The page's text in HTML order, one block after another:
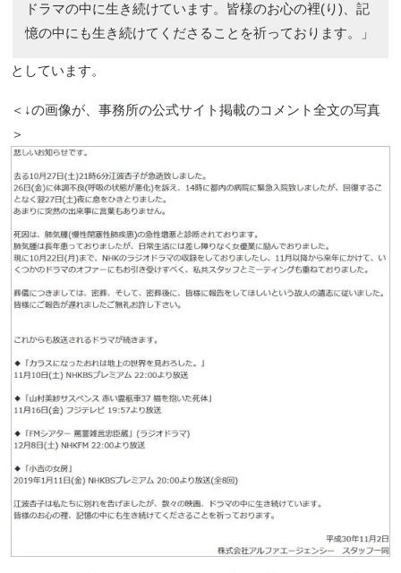
ドラマの中に生き続けています。皆様のお心の裡(り)、記
憶の中にも生き続けてくださることを祈っております。」
としています。
＜↓の画像が、事務所の公式サイト掲載のコメント全文の写真
＞